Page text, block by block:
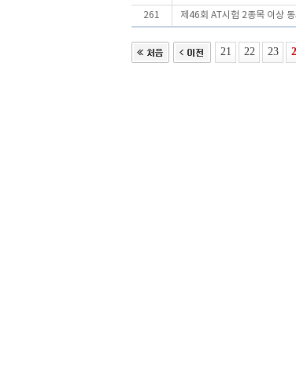
261 제46회 AT시험 2종목 이상
21 22 23